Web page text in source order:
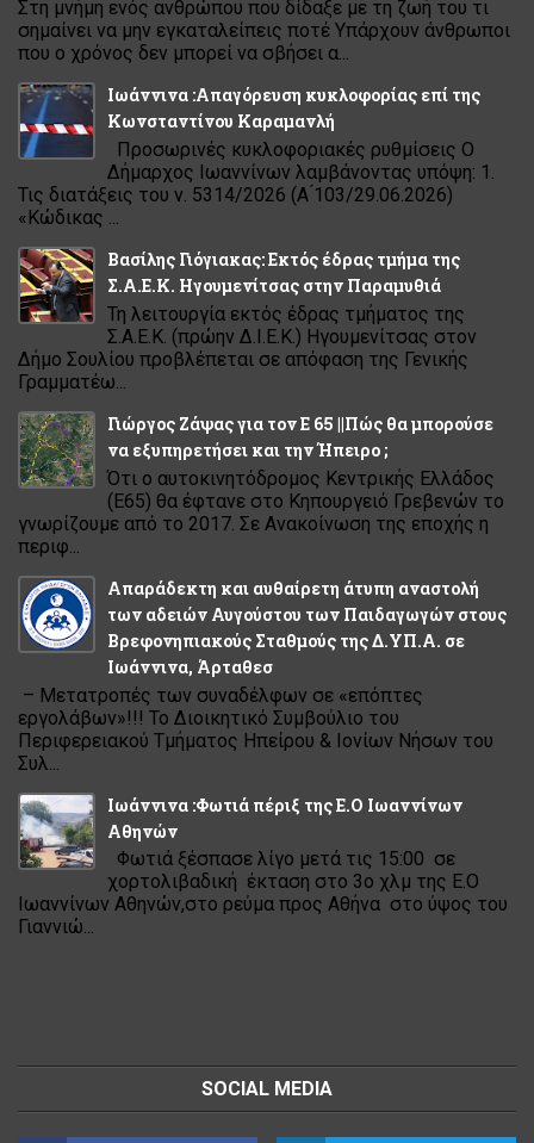
Στη μνήμη ενός ανθρώπου που δίδαξε με τη ζωή του τι
σημαίνει να μην εγκαταλείπεις ποτέ Υπάρχουν άνθρωποι
που ο χρόνος δεν μπορεί να σβήσει α...
Ιωάννινα :Απαγόρευση κυκλοφορίας επί της
Κωνσταντίνου Καραμανλή
Προσωρινές κυκλοφοριακές ρυθμίσεις Ο
Δήμαρχος Ιωαννίνων λαμβάνοντας υπόψη: 1.
Τις διατάξεις του ν. 5314/2026 (Α ́103/29.06.2026)
«Κώδικας ...
Βασίλης Γιόγιακας: Εκτός έδρας τμήμα της
Σ.Α.Ε.Κ. Ηγουμενίτσας στην Παραμυθιά
Τη λειτουργία εκτός έδρας τμήματος της
Σ.Α.Ε.Κ. (πρώην Δ.Ι.Ε.Κ.) Ηγουμενίτσας στον
Δήμο Σουλίου προβλέπεται σε απόφαση της Γενικής
Γραμματέω...
Γιώργος Ζάψας για τον Ε 65 ||Πώς θα μπορούσε
να εξυπηρετήσει και την Ήπειρο ;
Ότι ο αυτοκινητόδρομος Κεντρικής Ελλάδος
(Ε65) θα έφτανε στο Κηπουργειό Γρεβενών το
γνωρίζουμε από το 2017. Σε Ανακοίνωση της εποχής η
περιφ...
Απαράδεκτη και αυθαίρετη άτυπη αναστολή
των αδειών Αυγούστου των Παιδαγωγών στους
Βρεφονηπιακούς Σταθμούς της Δ.ΥΠ.Α. σε
Ιωάννινα, Άρταθεσ
– Μετατροπές των συναδέλφων σε «επόπτες
εργολάβων»!!! Το Διοικητικό Συμβούλιο του
Περιφερειακού Τμήματος Ηπείρου & Ιονίων Νήσων του
Συλ...
Ιωάννινα :Φωτιά πέριξ της Ε.Ο Ιωαννίνων
Αθηνών
Φωτιά ξέσπασε λίγο μετά τις 15:00 σε
χορτολιβαδική έκταση στο 3ο χλμ της Ε.Ο
Ιωαννίνων Αθηνών,στο ρεύμα προς Αθήνα στο ύψος του
Γιαννιώ...
SOCIAL MEDIA